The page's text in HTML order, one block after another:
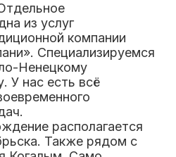
из услуг
компании
Специализируемся
Ненецкому
У нас есть всё
располагается
Также рядом с